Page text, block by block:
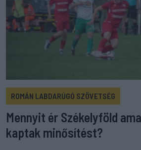
ROMÁN LABDARÚGÓ SZÖVETSÉG
Mennyit ér Székelyföld
kaptak minősítést?